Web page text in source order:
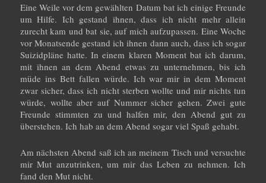
Eine Weile vor dem gewählten Datum bat ich einige Freunde
um Hilfe. Ich gestand ihnen, dass ich nicht mehr allein
zurecht kam und bat sie, auf mich aufzupassen. Eine Woche
vor Monatsende gestand ich ihnen dann auch, dass ich sogar
Suizidpläne hatte. In einem klaren Moment bat ich darum,
mit ihnen an dem Abend etwas zu unternehmen, bis ich
müde ins Bett fallen würde. Ich war mir in dem Moment
zwar sicher, dass ich nicht sterben wollte und mir nichts tun
würde, wollte aber auf Nummer sicher gehen. Zwei gute
Freunde stimmten zu und halfen mir, den Abend gut zu
überstehen. Ich hab an dem Abend sogar viel Spaß gehabt.
Am nächsten Abend saß ich an meinem Tisch und versuchte
mir Mut anzutrinken, um mir das Leben zu nehmen. Ich
fand den Mut nicht.